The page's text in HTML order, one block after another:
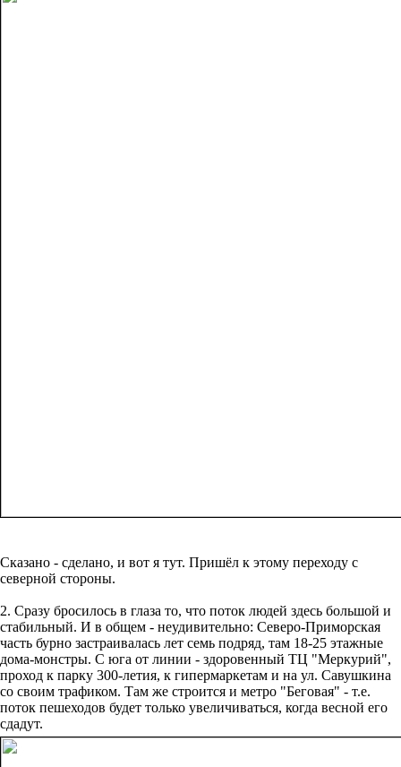
Сказано - сделано, и вот я тут. Пришёл к этому переходу с
северной стороны.
2. Сразу бросилось в глаза то, что поток людей здесь большой и
стабильный. И в общем - неудивительно: Северо-Приморская
часть бурно застраивалась лет семь подряд, там 18-25 этажные
дома-монстры. С юга от линии - здоровенный ТЦ "Меркурий",
проход к парку 300-летия, к гипермаркетам и на ул. Савушкина
со своим трафиком. Там же строится и метро "Беговая" - т.е.
поток пешеходов будет только увеличиваться, когда весной его
сдадут.